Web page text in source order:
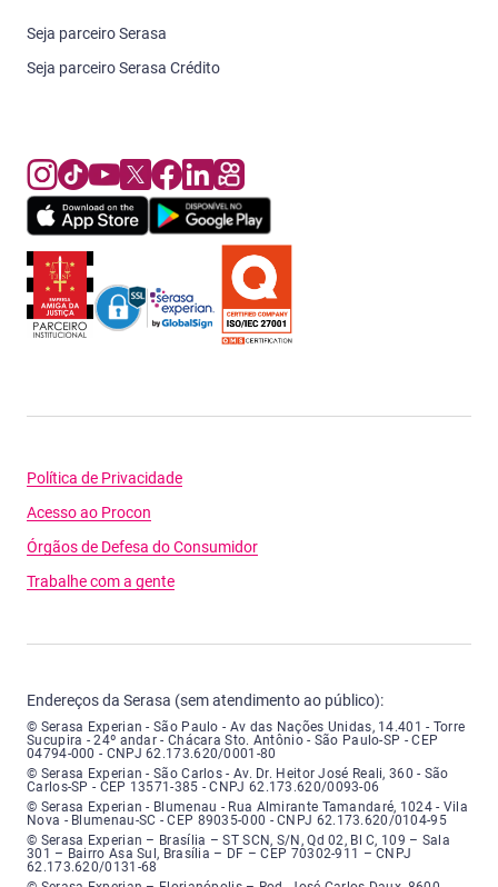
Seja parceiro Serasa
Seja parceiro Serasa Crédito
Política de Privacidade
Acesso ao Procon
Órgãos de Defesa do Consumidor
Trabalhe com a gente
Endereços da Serasa (sem atendimento ao público):
Serasa Experian - São Paulo - Endereço: Avenida das Nações Unidas,
© Serasa Experian - São Paulo - Av das Nações Unidas, 14.401 - Torre
Sucupira - 24º andar - Chácara Sto. Antônio - São Paulo-SP - CEP
04794-000 - CNPJ 62.173.620/0001-80
Serasa Experian - São Carlos - Endereço: Avenida Doutor Heitor José
© Serasa Experian - São Carlos - Av. Dr. Heitor José Reali, 360 - São
Carlos-SP - CEP 13571-385 - CNPJ 62.173.620/0093-06
Serasa Experian - Blumenau - Endereço: Rua Almirante Tamandaré,
© Serasa Experian - Blumenau - Rua Almirante Tamandaré, 1024 - Vila
Nova - Blumenau-SC - CEP 89035-000 - CNPJ 62.173.620/0104-95
Serasa Experian - Brasília, Endereço: Setor Comercial Norte, sem
© Serasa Experian – Brasília – ST SCN, S/N, Qd 02, Bl C, 109 – Sala
301 – Bairro Asa Sul, Brasília – DF – CEP 70302-911 – CNPJ
62.173.620/0131-68